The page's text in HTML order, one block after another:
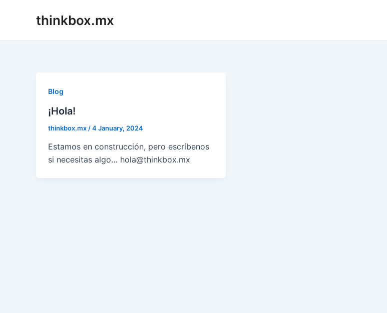
thinkbox.mx
Blog
¡Hola!
thinkbox.mx /4 January, 2024
Estamos en construcción, pero escríbenos
si necesitas algo… hola@thinkbox.mx